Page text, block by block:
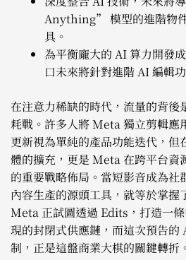
Anything” 模型的進階物
具。
為平衡龐大的 AI 算力開發
口未來將針對進階 AI 編輯
在注意力稀缺的時代，流量的背後
耗戰。許多人將 Meta 獨立剪輯
更新視為單純的產品功能迭代，但
體的擴充，更是 Meta 在跨平台資
的重要戰略佈局。當短影音成為社
內容生產的源頭工具，就等於掌握
Meta 正試圖透過 Edits，打造一
現的封閉式供應鏈，而這次預告的
制，正是這盤商業大棋的關鍵轉折